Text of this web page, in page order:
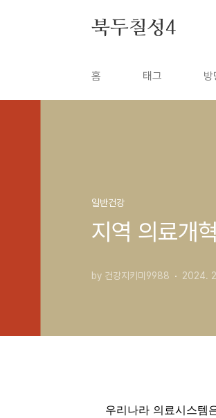
북두칠성4
홈 태그 방
일반건강
지역 의료개
by 건강지키미9988 2024.
우리나라 의료시스템